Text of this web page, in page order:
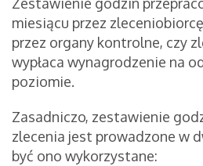
miesiącu przez
przez organy kontrolne, czy
wypłaca wynagrodzenie na
poziomie.
Zasadniczo, zestawienie
zlecenia jest prowadzone w
być ono wykorzystane: